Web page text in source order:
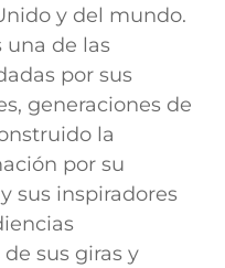
y del mundo.
una de las
por sus
generaciones de
la
por su
sus inspiradores
sus giras y